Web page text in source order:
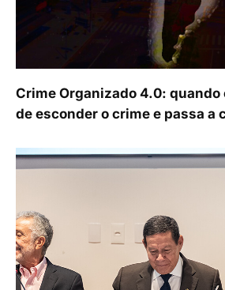
Crime Organizado 4.0: quando
de esconder o crime e passa a